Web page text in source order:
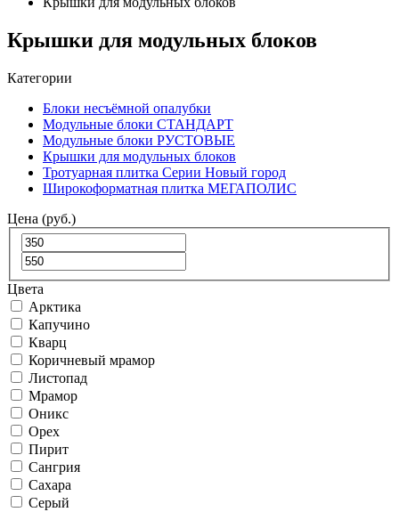
Крышки для модульных блоков
Категории
Блоки несъёмной опалубки
Модульные блоки СТАНДАРТ
Модульные блоки РУСТОВЫЕ
Крышки для модульных блоков
Тротуарная плитка Серии Новый город
Широкоформатная плитка МЕГАПОЛИС
Цена (руб.)
Цвета
Арктика
Капучино
Кварц
Коричневый мрамор
Листопад
Мрамор
Оникс
Орех
Пирит
Сангрия
Сахара
Серый